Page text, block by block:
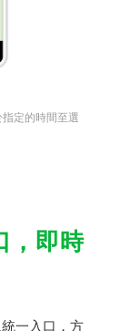
定的時間至選
，即時
一入口，方